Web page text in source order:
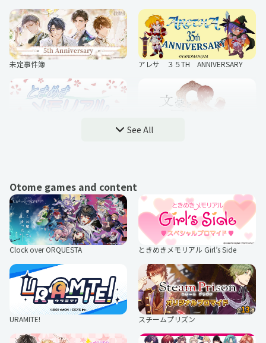
未定事件簿 アレサ ３５TH ANNIVERSARY
文豪とアルケミスト
マブラヴ ガールズガーデン 日本テレネット
アレサ再会プロジェクト 〜もういち
ど逢いたい〜
ステラソラ
See All
Otome games and content
Clock over ORQUESTA ときめきメモリアル Girl’s Side
URAMITE! スチームプリズン